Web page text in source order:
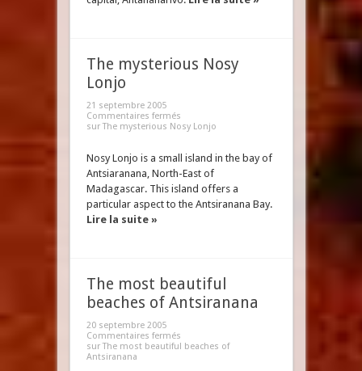
The mysterious Nosy
Lonjo
21 septembre 2005
Commentaires fermés
sur The mysterious Nosy Lonjo
Nosy Lonjo is a small island in the bay of
Antsiaranana, North-East of
Madagascar. This island offers a
particular aspect to the Antsiranana Bay.
Lire la suite »
The most beautiful
beaches of Antsiranana
20 septembre 2005
Commentaires fermés
sur The most beautiful beaches of
Antsiranana